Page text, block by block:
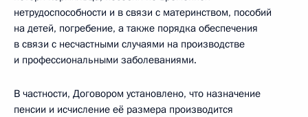
нетрудоспособности и в связи с материнством, пособий
на детей, погребение, а также порядка обеспечения
в связи с несчастными случаями на производстве
и профессиональными заболеваниями.
В частности, Договором установлено, что назначение
пенсии и исчисление её размера производится